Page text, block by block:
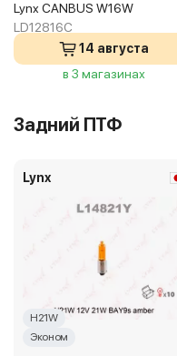
Lynx CANBUS W16W
LD12816C
14 августа
в 3 магазинах
Задний ПТФ
Lynx
H21W
Эконом